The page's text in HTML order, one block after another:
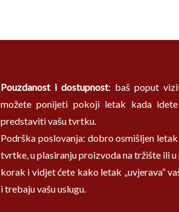
Pouzdanost i dostupnost: baš poput
možete ponijeti pokoji letak kada
predstaviti vašu tvrtku.
Podrška poslovanja: dobro osmišljen
tvrtke, u plasiranju proizvoda na tržište ili
korak i vidjet ćete kako letak „uvjerava“
i trebaju vašu uslugu.